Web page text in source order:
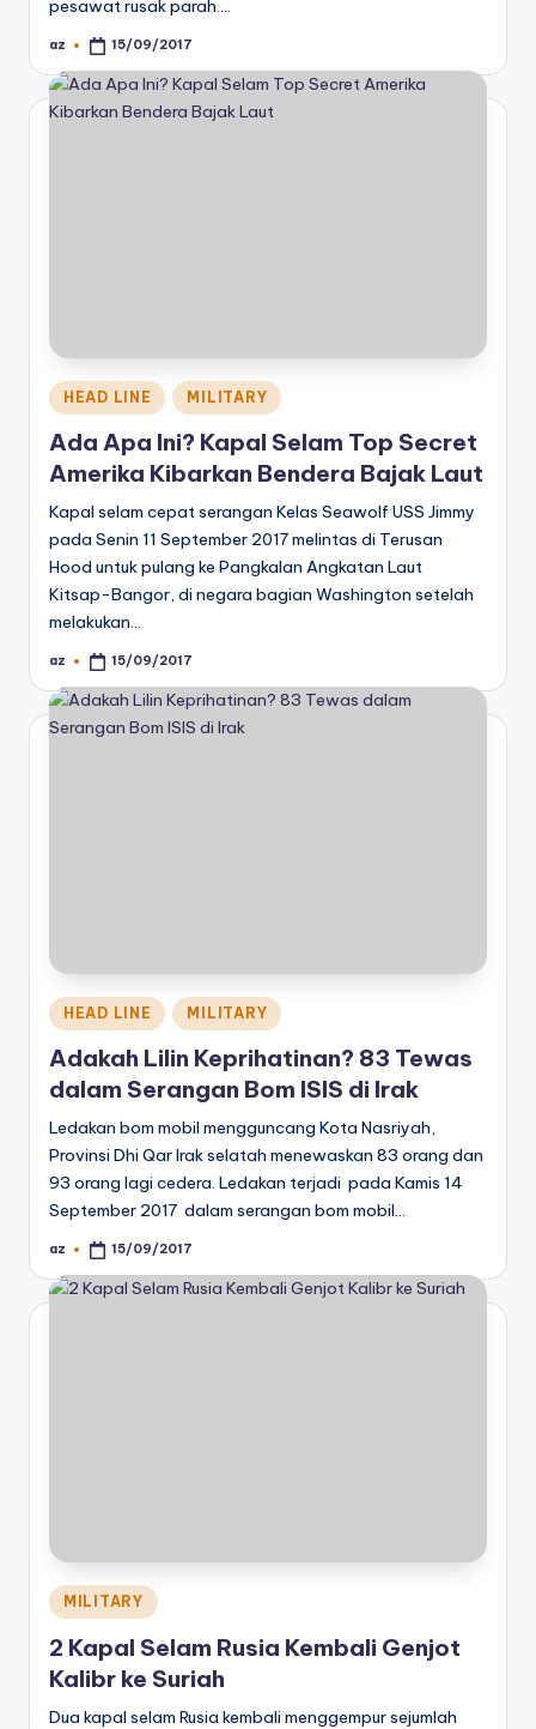
pesawat rusak parah.…
Posted
az 15/09/2017
Posted
in
HEAD LINE MILITARY
Ada Apa Ini? Kapal Selam Top Secret
Amerika Kibarkan Bendera Bajak Laut
Kapal selam cepat serangan Kelas Seawolf USS Jimmy
pada Senin 11 September 2017 melintas di Terusan
Hood untuk pulang ke Pangkalan Angkatan Laut
Kitsap-Bangor, di negara bagian Washington setelah
melakukan…
Posted
az 15/09/2017
Posted
in
HEAD LINE MILITARY
Adakah Lilin Keprihatinan? 83 Tewas
dalam Serangan Bom ISIS di Irak
Ledakan bom mobil mengguncang Kota Nasriyah,
Provinsi Dhi Qar Irak selatah menewaskan 83 orang dan
93 orang lagi cedera. Ledakan terjadi pada Kamis 14
September 2017 dalam serangan bom mobil…
Posted
az 15/09/2017
Posted
in
MILITARY
2 Kapal Selam Rusia Kembali Genjot
Kalibr ke Suriah
Dua kapal selam Rusia kembali menggempur sejumlah